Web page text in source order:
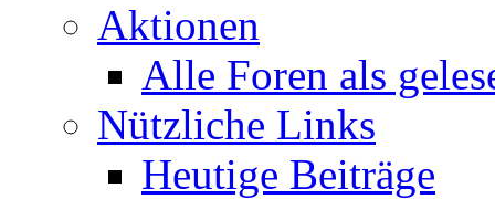
Aktionen
Alle Foren als
Nützliche Links
Heutige Beiträge